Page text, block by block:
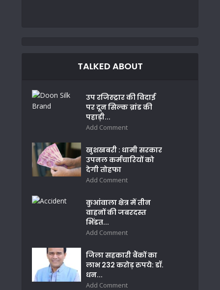
TALKED ABOUT
उप रजिस्ट्रार की विदाई
पर दून सिल्क ब्रांड की
पहाड़ी...
Add Comment
खुशखबरी : धामी सरकार
उपनल कर्मचारियों को
देगी तोहफा
Add Comment
कुआंवाला क्षेत्र में तीन
वाहनों की जबरदस्त
भिंडत...
Add Comment
जिला सहकारी बैंकों का
लाभ 232 करोड़ रुपये: डॉ.
धन...
Add Comment